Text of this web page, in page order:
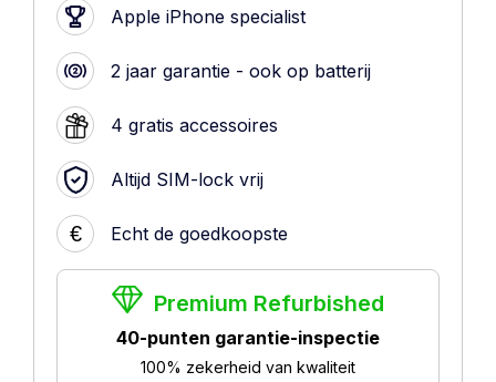
Apple iPhone specialist
2 jaar garantie - ook op batterij
4 gratis accessoires
Altijd SIM-lock vrij
€ Echt de goedkoopste
Premium Refurbished
40-punten garantie-inspectie
100% zekerheid van kwaliteit